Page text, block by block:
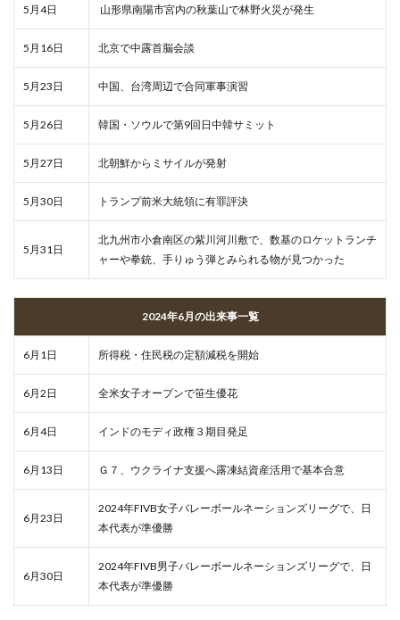
5月4日 山形県南陽市宮内の秋葉山で林野火災が発生
5月16日 北京で中露首脳会談
5月23日 中国、台湾周辺で合同軍事演習
5月26日 韓国・ソウルで第9回日中韓サミット
5月27日 北朝鮮からミサイルが発射
5月30日 トランプ前米大統領に有罪評決
5月31日
北九州市小倉南区の紫川河川敷で、数基のロケットランチ
ャーや拳銃、手りゅう弾とみられる物が見つかった
2024年6月の出来事一覧
6月1日 所得税・住民税の定額減税を開始
6月2日 全米女子オープンで笹生優花
6月4日 インドのモディ政権３期目発足
6月13日 Ｇ７、ウクライナ支援へ露凍結資産活用で基本合意
6月23日
2024年FIVB女子バレーボールネーションズリーグで、日
本代表が準優勝
6月30日
2024年FIVB男子バレーボールネーションズリーグで、日
本代表が準優勝